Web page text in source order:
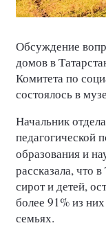
Обсуждение
домов в
Комитета по
состоялось в
Начальник
педагогической
образования и
рассказала, что
сирот и детей,
более 91% из
семьях.